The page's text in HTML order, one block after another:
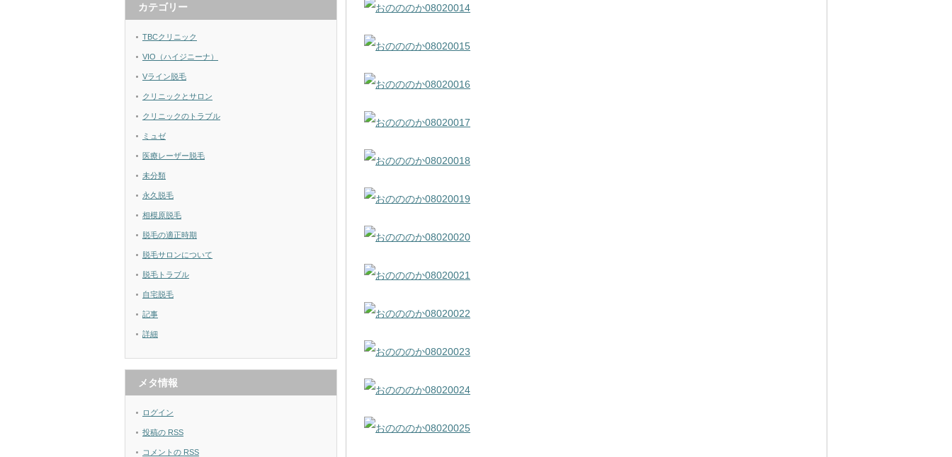
カテゴリー
TBCクリニック
VIO（ハイジニーナ）
Vライン脱毛
クリニックとサロン
クリニックのトラブル
ミュゼ
医療レーザー脱毛
未分類
永久脱毛
相模原脱毛
脱毛の適正時期
脱毛サロンについて
脱毛トラブル
自宅脱毛
記事
詳細
メタ情報
ログイン
投稿の RSS
コメントの RSS